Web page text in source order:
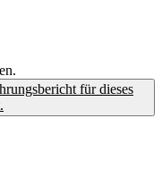
für dieses